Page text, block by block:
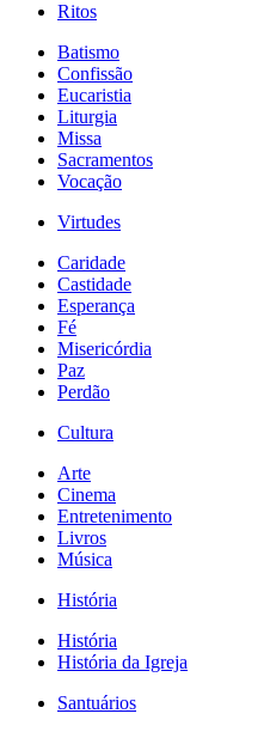
Ritos
Batismo
Confissão
Eucaristia
Liturgia
Missa
Sacramentos
Vocação
Virtudes
Caridade
Castidade
Esperança
Fé
Misericórdia
Paz
Perdão
Cultura
Arte
Cinema
Entretenimento
Livros
Música
História
História
História da Igreja
Santuários